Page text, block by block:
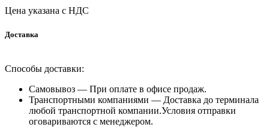
Цена указана с НДС
Доставка
Способы доставки:
Самовывоз — При оплате в офисе продаж.
Транспортными компаниями — Доставка до терминала
любой транспортной компании.Условия отправки
оговариваются с менеджером.